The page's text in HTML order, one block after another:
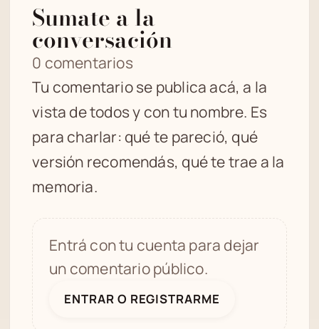
Sumate a la
conversación
0 comentarios
Tu comentario se publica acá, a la
vista de todos y con tu nombre. Es
para charlar: qué te pareció, qué
versión recomendás, qué te trae a la
memoria.
Entrá con tu cuenta para dejar
un comentario público.
ENTRAR O REGISTRARME